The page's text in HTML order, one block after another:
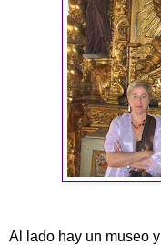
Al lado hay un museo